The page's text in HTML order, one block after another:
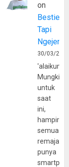
on
Bestie
Tapi
30/03/
Mungkin
untuk
saat
ini,
hampir
semua
remaja
punya